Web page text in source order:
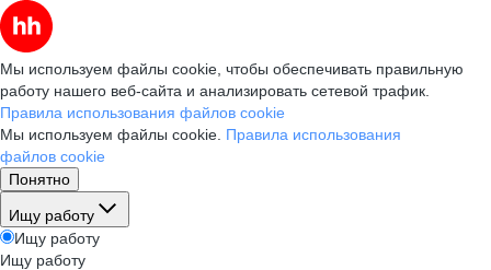
Мы используем файлы cookie, чтобы обеспечивать правильную
работу нашего веб-сайта и анализировать сетевой трафик.
Правила использования файлов cookie
Мы используем файлы cookie. Правила использования
файлов cookie
Понятно
Ищу работу
Ищу работу
Ищу работу